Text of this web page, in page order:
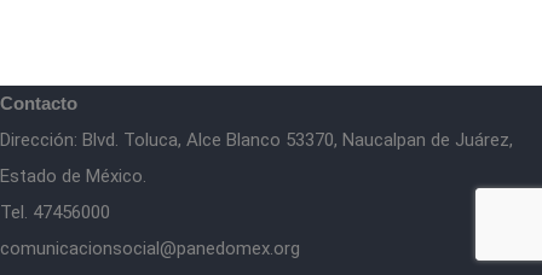
Contacto
Dirección: Blvd. Toluca, Alce Blanco 53370, Naucalpan de Juárez,
Estado de México.
Tel. 47456000
comunicacionsocial@panedomex.org